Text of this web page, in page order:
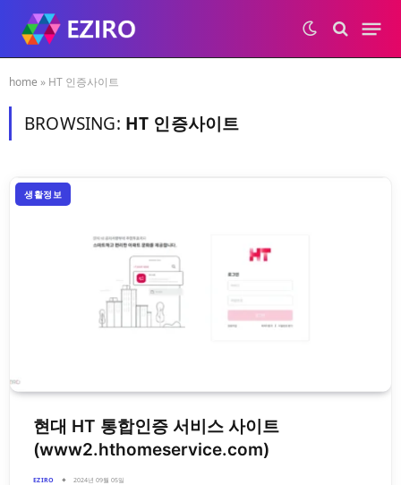
home » HT 인증사이트
BROWSING: HT 인증사이트
생활정보
현대 HT 통합인증 서비스 사이트
(www2.hthomeservice.com)
EZIRO 2024년 09월 05일